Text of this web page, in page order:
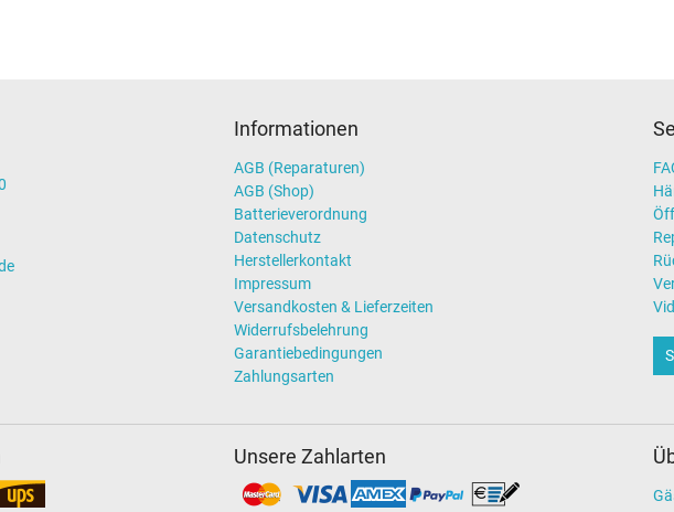
Informationen
AGB (Reparaturen)
AGB (Shop)
Batterieverordnung
Datenschutz
Herstellerkontakt
Impressum
Versandkosten & Lieferzeiten
Widerrufsbelehrung
Garantiebedingungen
Zahlungsarten
Unsere Zahlarten